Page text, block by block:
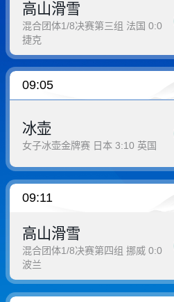
高山滑雪
混合团体1/8决赛第三组 法国 0:0
捷克
09:05
冰壶
女子冰壶金牌赛 日本 3:10 英国
09:11
高山滑雪
混合团体1/8决赛第四组 挪威 0:0
波兰